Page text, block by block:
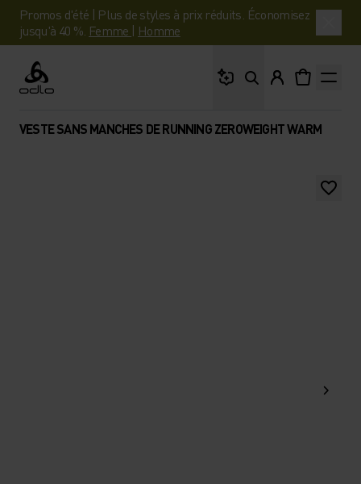
Promos d'été | Plus de styles à prix réduits. Économisez
jusqu'à 40 %. Femme | Homme
Odlo
VESTE SANS MANCHES DE RUNNING ZEROWEIGHT WARM